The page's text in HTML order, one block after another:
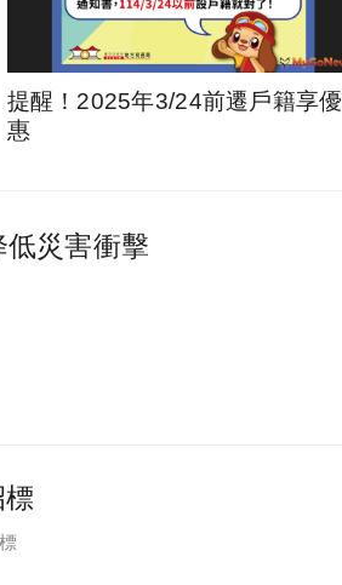
提醒！2025年3/24前遷戶籍享優
惠
災害衝擊